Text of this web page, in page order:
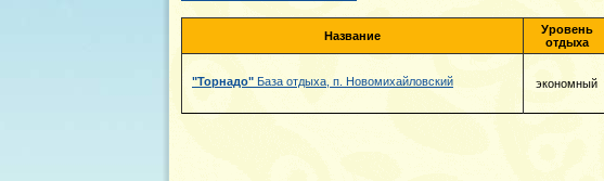
Название
Уровень
отдыха
"Торнадо" База отдыха, п. Новомихайловский экономный